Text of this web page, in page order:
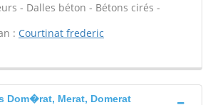
- Dalles béton - Bétons cirés -
: Courtinat frederic
Dom�rat, Merat, Domerat